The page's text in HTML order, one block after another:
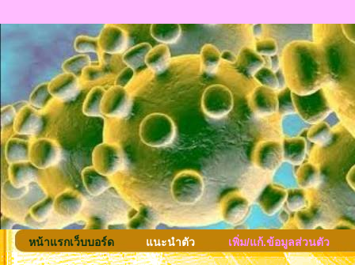
หน้าแรกเว็บบอร์ด แนะนำตัว เพิ่ม/แก้.ข้อมูลส่วนตัว